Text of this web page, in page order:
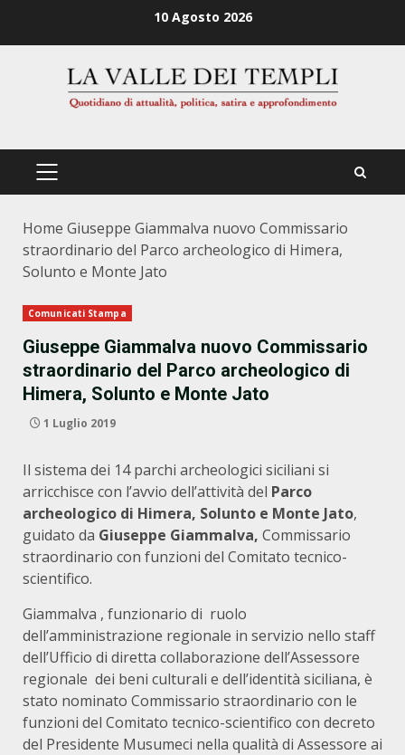
10 Agosto 2026
PRIMÄRES
Home Giuseppe Giammalva nuovo Commissario
straordinario del Parco archeologico di Himera,
Solunto e Monte Jato
Comunicati Stampa
Giuseppe Giammalva nuovo Commissario
straordinario del Parco archeologico di
Himera, Solunto e Monte Jato
1 Luglio 2019
Il sistema dei 14 parchi archeologici siciliani si
arricchisce con l’avvio dell’attività del Parco
archeologico di Himera, Solunto e Monte Jato,
guidato da Giuseppe Giammalva, Commissario
straordinario con funzioni del Comitato tecnico-
scientifico.
Giammalva , funzionario di ruolo
dell’amministrazione regionale in servizio nello staff
dell’Ufficio di diretta collaborazione dell’Assessore
regionale dei beni culturali e dell’identità siciliana, è
stato nominato Commissario straordinario con le
funzioni del Comitato tecnico-scientifico con decreto
del Presidente Musumeci nella qualità di Assessore ai